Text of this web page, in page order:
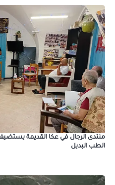
منتدى الرجال في عكا القديمة
الطب البديل